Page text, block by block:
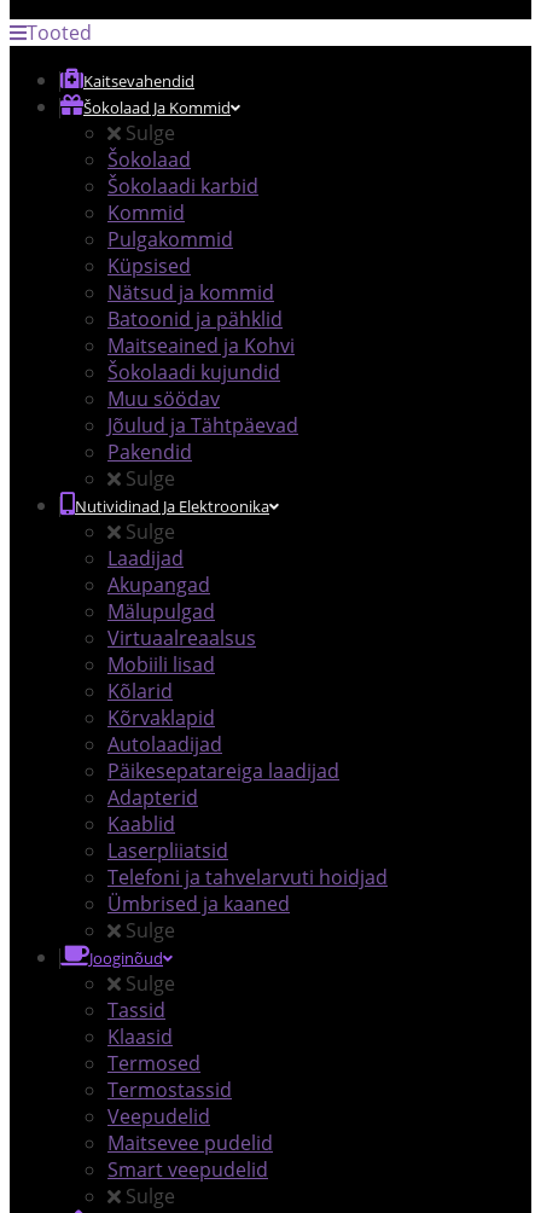
Tooted
Kaitsevahendid
Šokolaad Ja Kommid
Sulge
Šokolaad
Šokolaadi karbid
Kommid
Pulgakommid
Küpsised
Nätsud ja kommid
Batoonid ja pähklid
Maitseained ja Kohvi
Šokolaadi kujundid
Muu söödav
Jõulud ja Tähtpäevad
Pakendid
Sulge
Nutividinad Ja Elektroonika
Sulge
Laadijad
Akupangad
Mälupulgad
Virtuaalreaalsus
Mobiili lisad
Kõlarid
Kõrvaklapid
Autolaadijad
Päikesepatareiga laadijad
Adapterid
Kaablid
Laserpliiatsid
Telefoni ja tahvelarvuti hoidjad
Ümbrised ja kaaned
Sulge
Jooginõud
Sulge
Tassid
Klaasid
Termosed
Termostassid
Veepudelid
Maitsevee pudelid
Smart veepudelid
Sulge